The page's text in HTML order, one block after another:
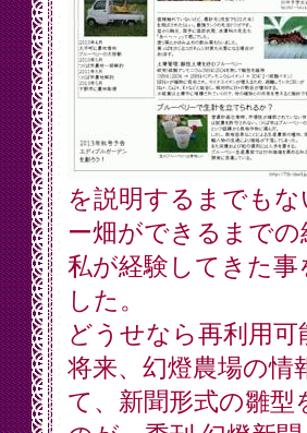
を説明するまでも
ー畑ができるまで
私が経験してきた
した。
どうせなら再利用
将来、幻燈農場の情
て、新聞形式の雛